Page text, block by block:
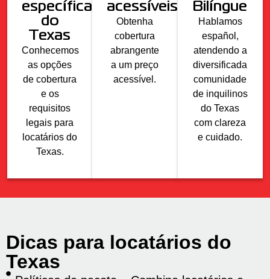
específica
do
Texas
Conhecemos
as opções
de cobertura
e os
requisitos
legais para
locatários do
Texas.
acessíveis
Obtenha
cobertura
abrangente
a um preço
acessível.
Bilíngue
Hablamos
español,
atendendo a
diversificada
comunidade
de inquilinos
do Texas
com clareza
e cuidado.
Dicas para locatários do
Texas